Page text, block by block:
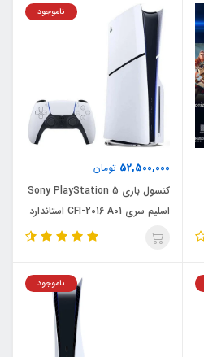
52,500,000 تومان
ناموجود
کنسول بازی Sony PlayStation 5
اسلیم سری CFI-2016 A01 استاندارد
ناموجود